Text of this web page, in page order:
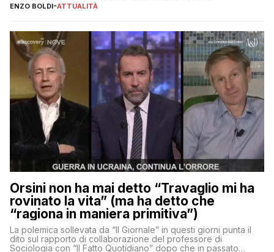
ENZO BOLDI-ATTUALITÀ
Orsini non ha mai detto “Travaglio mi ha
rovinato la vita” (ma ha detto che
“ragiona in maniera primitiva”)
La polemica sollevata da “Il Giornale” in questi giorni punta il
dito sul rapporto di collaborazione del professore di
Sociologia con “Il Fatto Quotidiano” dopo che in passato